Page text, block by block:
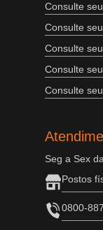
Consulte
Consulte
Consulte
Consulte
Consulte
Seg a Sex
Postos
0800-